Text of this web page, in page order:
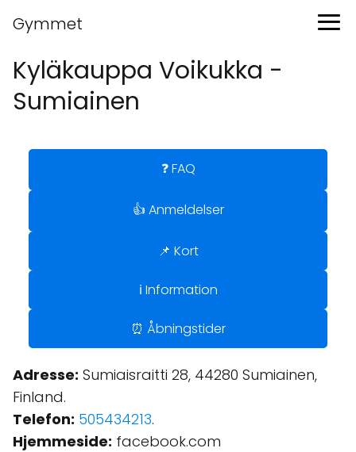
Gymmet
Kyläkauppa Voikukka -
Sumiainen
❓ FAQ
👍 Anmeldelser
📌 Kort
ℹ️ Information
⏰ Åbningstider
Adresse: Sumiaisraitti 28, 44280 Sumiainen,
Finland.
Telefon: 505434213.
Hjemmeside: facebook.com